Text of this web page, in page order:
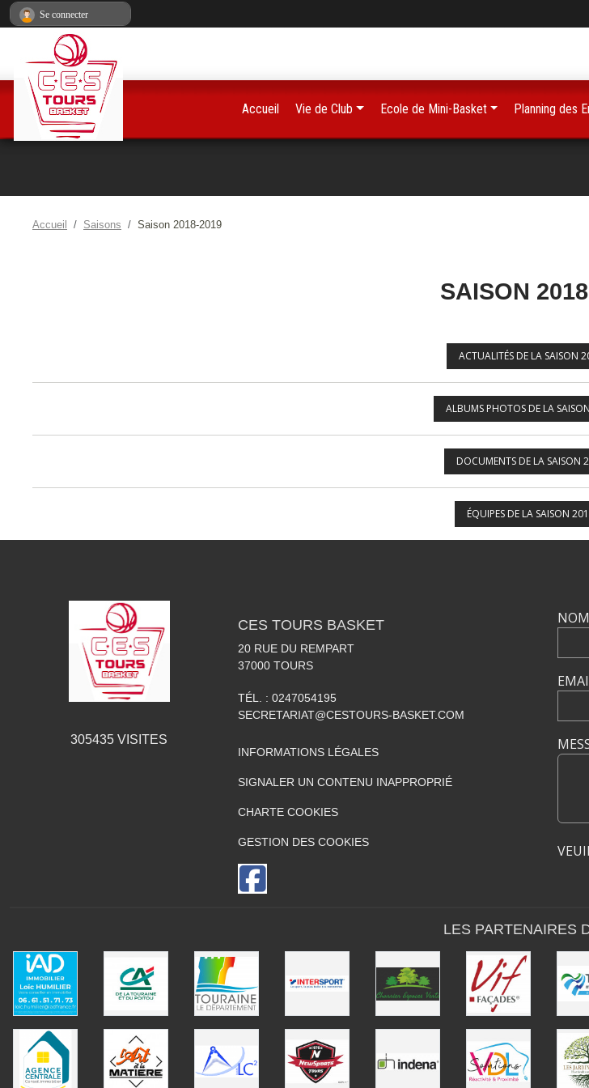
Accueil Saisons Saison 2018-2019
SAISON
ACTUALITÉS DE LA SAISON
ALBUMS PHOTOS DE LA
DOCUMENTS DE LA SAISON
ÉQUIPES DE LA SAISON
Accueil Vie de Club Ecole de Mini-Basket Planning des
305435 VISITES
CES TOURS BASKET
20 RUE DU REMPART
37000 TOURS
TÉL. : 0247054195
SECRETARIAT@CESTOURS-BASKET.COM
INFORMATIONS LÉGALES
SIGNALER UN CONTENU INAPPROPRIÉ
CHARTE COOKIES
GESTION DES COOKIES
NOM
LES PARTENAIRES
Se connecter
Panneau de gestion des cookies